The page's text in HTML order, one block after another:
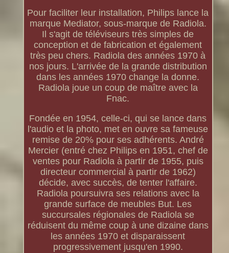
Pour faciliter leur installation, Philips lance la
marque Mediator, sous-marque de Radiola.
Il s'agit de téléviseurs très simples de
conception et de fabrication et également
très peu chers. Radiola des années 1970 à
nos jours. L'arrivée de la grande distribution
dans les années 1970 change la donne.
Radiola joue un coup de maître avec la
Fnac.
Fondée en 1954, celle-ci, qui se lance dans
l'audio et la photo, met en ouvre sa fameuse
remise de 20% pour ses adhérents. André
Mercier (entré chez Philips en 1951, chef de
ventes pour Radiola à partir de 1955, puis
directeur commercial à partir de 1962)
décide, avec succès, de tenter l'affaire.
Radiola poursuivra ses relations avec la
grande surface de meubles But. Les
succursales régionales de Radiola se
réduisent du même coup à une dizaine dans
les années 1970 et disparaissent
progressivement jusqu'en 1990.